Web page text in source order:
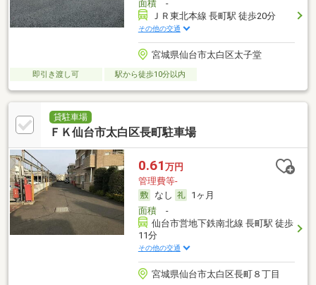
面積-
ＪＲ東北本線 長町駅 徒歩20分
その他の交通
宮城県仙台市太白区太子堂
即引き渡し可 駅から徒歩10分以内
貸駐車場
ＦＫ仙台市太白区長町駐車場
0.61 万円
管理費等-
なし
1ヶ月
面積-
仙台市営地下鉄南北線 長町駅 徒歩
11分
その他の交通
宮城県仙台市太白区長町８丁目